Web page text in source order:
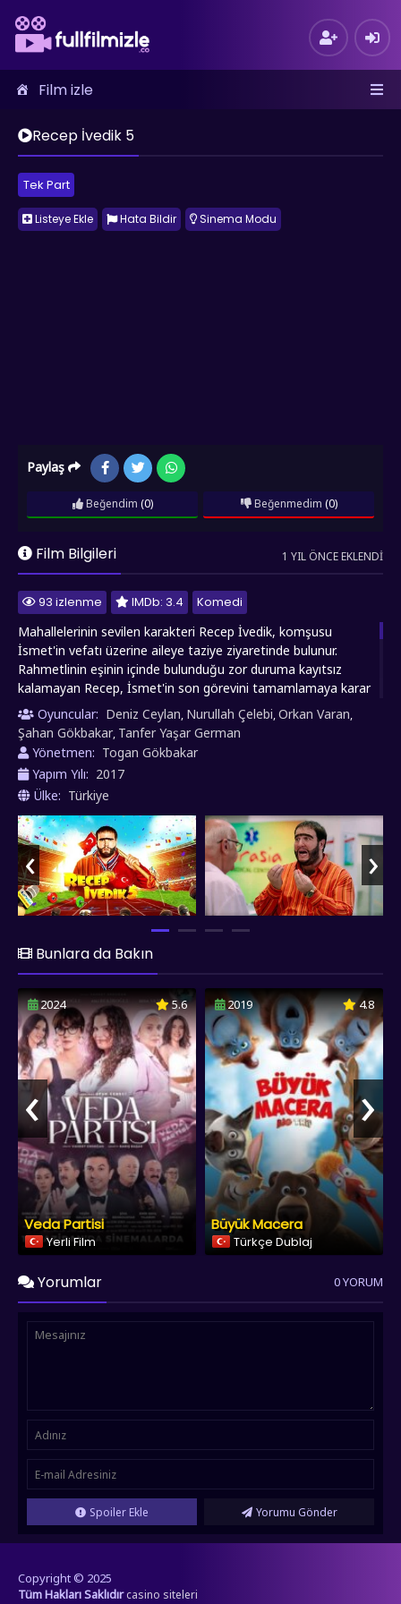
Film izle
Recep İvedik 5
Tek Part
Listeye Ekle Hata Bildir Sinema Modu
Paylaş
Beğendim (0) Beğenmedim (0)
Film Bilgileri 1 YIL ÖNCE EKLENDI
93 izlenme IMDb: 3.4
Komedi
Mahallelerinin sevilen karakteri Recep İvedik, komşusu
İsmet'in vefatı üzerine aileye taziye ziyaretinde bulunur.
Rahmetlinin eşinin içinde bulunduğu zor duruma kayıtsız
kalamayan Recep, İsmet'in son görevini tamamlamaya karar
verir. Yanına en yakın arkadaşı Nurullah'ı da alarak, merhum
İsmet'in yarım kalan işini tamamlamak üzere yola çıkar. Basit
bir yolculuk olarak başlayan görev, Recep'in kendini Milli
Takım sporcularını uluslararası bir organizasyona taşırken
bulmasıyla bambaşka bir boyut kazanır. Genç sporculardan
oluşan kafilenin başına gelen beklenmedik olaylar, İvedik'i
istemeden de olsa takımın başına geçmeye zorlar. Kendine
has antrenman metotları ve motivasyon teknikleriyle
sporcuları çalıştırmaya başlayan Recep, uluslararası arenada
Türk bayrağını dalgalandırma sorumluluğunu üstlenir.
Alışılmadık koçluk tarzı ve dobra tavırlarıyla hem gülümseten
hem de düşündüren sahnelere imza atar. fullfilmizle.co Recep
İvedik 5 filmini sizlere full hd 1080p kalitesinde sunmuş olup,
iyi seyirler dileriz...
Oyuncular: Deniz Ceylan, Nurullah Çelebi,Orkan Varan,
Şahan Gökbakar, Tanfer Yaşar German
Yönetmen: Togan Gökbakar
Yapım Yılı: 2017
Ülke: Türkiye
‹ ›
Bunlara da Bakın
2024 5.6
Veda Partisi
Yerli Film
2019 4.8
Büyük Macera
Türkçe Dublaj
‹ ›
Yorumlar 0 YORUM
Spoiler Ekle Yorumu Gönder
Copyright © 2025
Tüm Hakları Saklıdır casino siteleri